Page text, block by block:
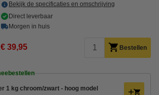
Bekijk de specificaties en omschrijving
Direct leverbaar
Morgen in huis
€ 39,95 Bestellen
1 kg chroom/zwart - hoog model